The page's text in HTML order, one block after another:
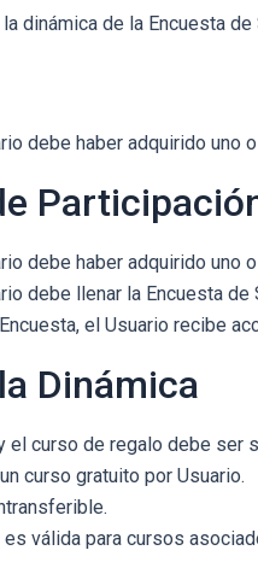
dinámica de la Encuesta
debe haber adquirido
debe haber adquirido uno
debe llenar la Encuesta
el Usuario recibe
Dinámica
el curso de regalo debe
curso gratuito por Usuario.
válida para cursos